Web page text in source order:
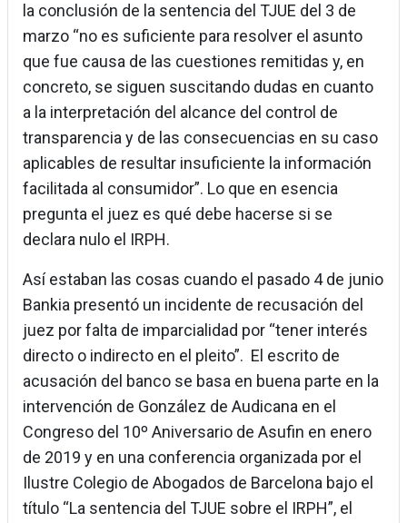
la conclusión de la sentencia del TJUE del 3 de
marzo “no es suficiente para resolver el asunto
que fue causa de las cuestiones remitidas y, en
concreto, se siguen suscitando dudas en cuanto
a la interpretación del alcance del control de
transparencia y de las consecuencias en su caso
aplicables de resultar insuficiente la información
facilitada al consumidor”. Lo que en esencia
pregunta el juez es qué debe hacerse si se
declara nulo el IRPH.
Así estaban las cosas cuando el pasado 4 de junio
Bankia presentó un incidente de recusación del
juez por falta de imparcialidad por “tener interés
directo o indirecto en el pleito”. El escrito de
acusación del banco se basa en buena parte en la
intervención de González de Audicana en el
Congreso del 10º Aniversario de Asufin en enero
de 2019 y en una conferencia organizada por el
Ilustre Colegio de Abogados de Barcelona bajo el
título “La sentencia del TJUE sobre el IRPH”, el